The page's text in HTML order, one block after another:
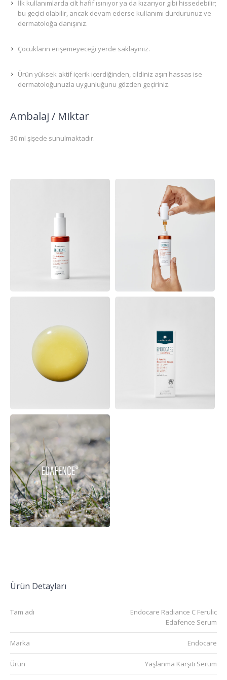
İlk kullanımlarda cilt hafif ısınıyor ya da kızarıyor gibi hissedebilir;
bu geçici olabilir, ancak devam ederse kullanımı durdurunuz ve
dermatoloğa danışınız.
Çocukların erişemeyeceği yerde saklayınız.
Ürün yüksek aktif içerik içerdiğinden, cildiniz aşırı hassas ise
dermatoloğunuzla uygunluğunu gözden geçiriniz.
Ambalaj / Miktar
30 ml şişede sunulmaktadır.
Ürün Detayları
Tam adı
Endocare Radiance C Ferulic
Edafence Serum
Marka Endocare
Ürün Yaşlanma Karşıtı Serum